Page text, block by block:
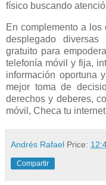
físico buscando
En complemento a
desplegado
gratuito para
telefonía móvil y fija,
información oportuna
mejor toma de
derechos y deberes,
móvil, Checa tu
Andrés Rafael Price:
Compartir